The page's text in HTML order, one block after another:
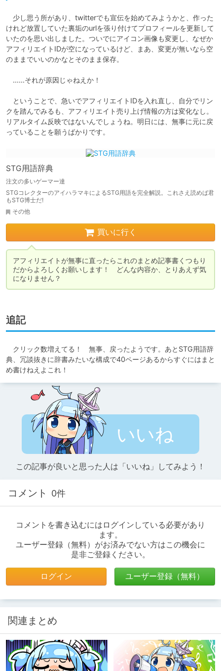
少し思う所があり、twitterでも宣伝を始めてみようかと、作った
けれど放置していた裏垢のurlを張り付けてプロフィールを更新して
いたのを思い出しました。ついでにアイコン画像も変更し、なぜか
アフィリエイトIDが空になっているけど、まあ、変更が無いなら空
のままでいいのかなとそのまま保存。
……それが原因じゃねえか！
ということで、急いでアフィリエイトIDを入れ直し、自分でリン
クを踏んでみるも、アフィリエイト売り上げ情報の方は変化なし。
リアルタイム反映ではないんでしょうね。明日には、無事に元に戻
っていることを願うばかりです。
STG用語辞典
注文の多いゲーマー達
STGコレクターのアイハラマキによるSTG用語を完全解説。これさえ読めば君
もSTG博士だ!
その他
買いに行く
アフィリエイトが無事に直ったらこれのまとめ記事書くつもり
だからよろしくお願いします！　どんな内容か、とりあえず気
になりません？
追記
クリック数増えてる！　無事、戻ったようです。あとSTG用語辞
典、冗談抜きに辞書みたいな構成で40ページあるからすぐにはまと
め書けねえよこれ！
いいね
この記事が良いと思った人は「いいね」してみよう！
コメント 0件
コメントを書き込むにはログインしている必要があり
ます。
ユーザー登録（無料）がお済みでない方はこの機会に
是非ご登録ください。
ログイン ユーザー登録（無料）
関連まとめ